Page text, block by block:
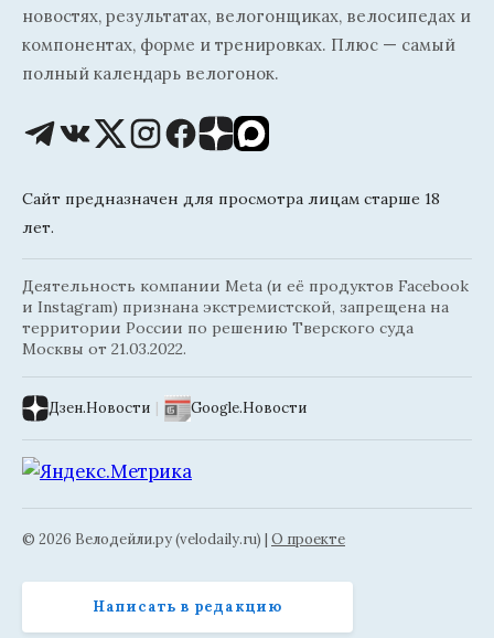
новостях, результатах, велогонщиках, велосипедах и
компонентах, форме и тренировках. Плюс — самый
полный календарь велогонок.
Сайт предназначен для просмотра лицам старше 18
лет.
Деятельность компании Meta (и её продуктов Facebook
и Instagram) признана экстремистской, запрещена на
территории России по решению Тверского суда
Москвы от 21.03.2022.
Дзен.Новости | Google.Новости
© 2026 Велодейли.ру (velodaily.ru) | О проекте
Написать в редакцию